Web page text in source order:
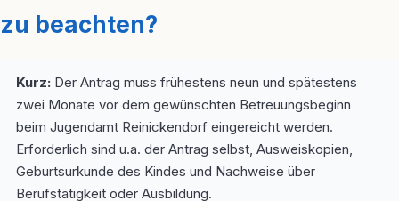
zu beachten?
Kurz: Der Antrag muss frühestens neun und spätestens
zwei Monate vor dem gewünschten Betreuungsbeginn
beim Jugendamt Reinickendorf eingereicht werden.
Erforderlich sind u.a. der Antrag selbst, Ausweiskopien,
Geburtsurkunde des Kindes und Nachweise über
Berufstätigkeit oder Ausbildung.